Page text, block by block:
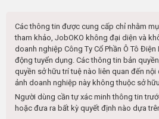
Các thông tin được cung cấp chỉ nhằm
tham khảo, JobOKO không đại diện và
doanh nghiệp Công Ty Cổ Phần Ô Tô Điện
động tuyển dụng. Các thông tin bản
quyền sở hữu trí tuệ nào liên quan đến
ảnh doanh nghiệp này không thuộc sở
Người dùng cần tự xác minh thông tin
hoặc đưa ra bất kỳ quyết định nào dựa